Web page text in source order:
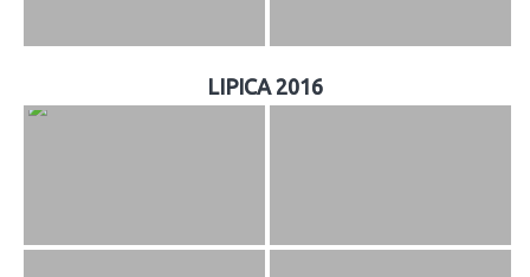
LIPICA 2016